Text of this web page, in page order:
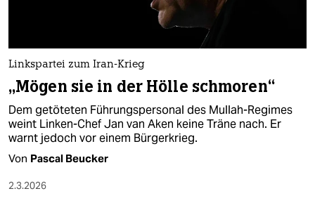
Linkspartei zum Iran-Krieg
„Mögen sie in der Hölle schmoren“
Dem getöteten Führungspersonal des Mullah-Regimes
weint Linken-Chef Jan van Aken keine Träne nach. Er
warnt jedoch vor einem Bürgerkrieg.
Von Pascal Beucker
2.3.2026